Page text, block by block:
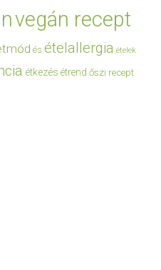
vegán recept
és ételallergia ételek
étkezés étrend őszi recept